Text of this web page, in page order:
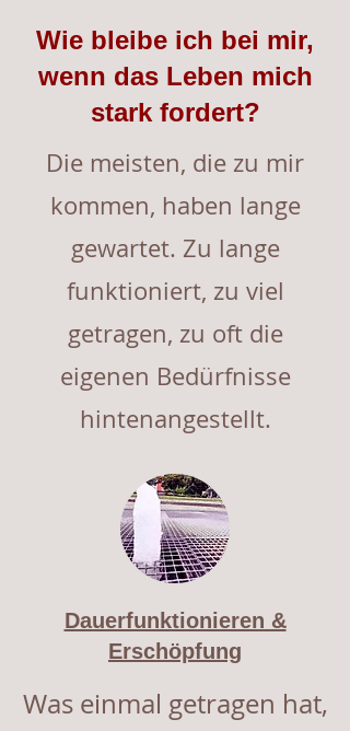
Wie bleibe ich bei mir,
wenn das Leben mich
stark fordert?
Die meisten, die zu mir
kommen, haben lange
gewartet. Zu lange
funktioniert, zu viel
getragen, zu oft die
eigenen Bedürfnisse
hintenangestellt.
Dauerfunktionieren &
Erschöpfung
Was einmal getragen hat,